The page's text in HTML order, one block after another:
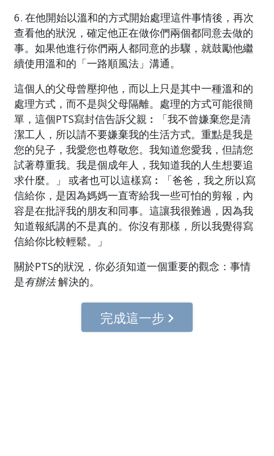
6. 在他開始以溫和的方式開始處理這件事情後，再次
查看他的狀況，確定他正在做你們兩個都同意去做的
事。如果他進行你們兩人都同意的步驟，就鼓勵他繼
續使用溫和的「一路順風法」溝通。
這個人的父母曾壓抑他，而以上只是其中一種溫和的
處理方式，而不是與父母隔離。處理的方式可能很簡
單，這個PTS寫封信告訴父親︰「我不曾嫌棄您是清
潔工人，所以請不要嫌棄我的生活方式。重點是我是
您的兒子，我愛您也尊敬您。我知道您愛我，但請您
試著尊重我。我是個成年人，我知道我的人生想要追
求什麼。」 或者也可以這樣寫︰「爸爸，我之所以寫
信給你，是因為媽媽一直寄給我一些可怕的剪報，內
容是在批評我的朋友和同事。這讓我很難過，因為我
知道報紙講的不是真的。你沒有那樣，所以我覺得寫
信給你比較輕鬆。」
關於PTS的狀況，你必須知道一個重要的觀念：事情
是有辦法解決的。
完成這一步